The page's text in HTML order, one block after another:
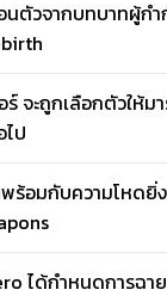
นตัวจากบทบาทผู้ก
จะถูกเลือกตัวให้ม
ป
ร้อมกับความโหดยิ่
ได้กำหนดการฉ